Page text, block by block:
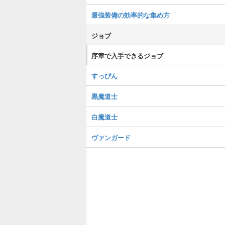
最強装備の効率的な集め方
ジョブ
序章で入手できるジョブ
すっぴん
黒魔道士
白魔道士
ヴァンガード